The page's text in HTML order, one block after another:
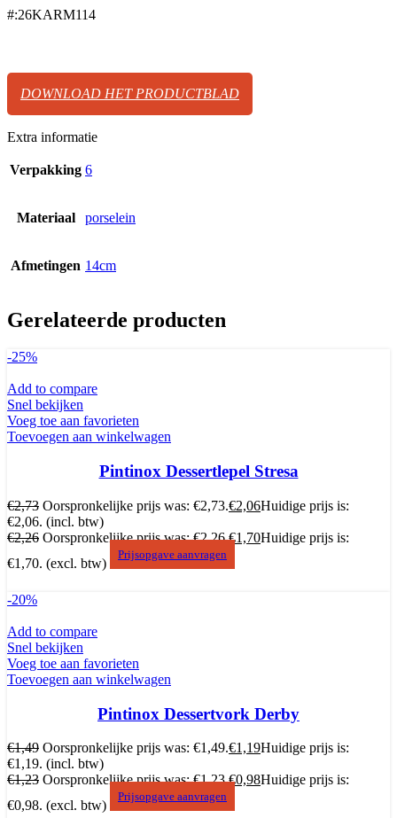
#:26KARM114
DOWNLOAD HET PRODUCTBLAD
Extra informatie
Verpakking 6
Materiaal porselein
Afmetingen 14cm
Gerelateerde producten
-25%
Add to compare
Snel bekijken
Voeg toe aan favorieten
Toevoegen aan winkelwagen
Pintinox Dessertlepel Stresa
€2,73 Oorspronkelijke prijs was: €2,73.€2,06Huidige prijs is:
€2,06. (incl. btw)
€2,26 Oorspronkelijke prijs was: €2,26.€1,70Huidige prijs is:
€1,70. (excl. btw)
Prijsopgave aanvragen
-20%
Add to compare
Snel bekijken
Voeg toe aan favorieten
Toevoegen aan winkelwagen
Pintinox Dessertvork Derby
€1,49 Oorspronkelijke prijs was: €1,49.€1,19Huidige prijs is:
€1,19. (incl. btw)
€1,23 Oorspronkelijke prijs was: €1,23.€0,98Huidige prijs is:
€0,98. (excl. btw)
Prijsopgave aanvragen